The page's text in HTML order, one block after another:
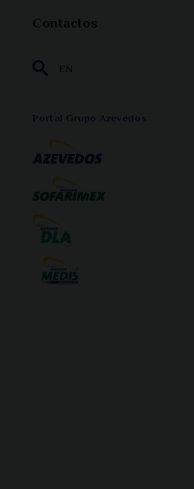
Contactos
EN
Portal Grupo Azevedos